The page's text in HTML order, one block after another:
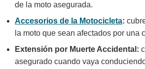
de la moto asegurada.
Accesorios de la Motocicleta:
la moto que sean afectados por una
Extensión por Muerte Accidental:
asegurado cuando vaya